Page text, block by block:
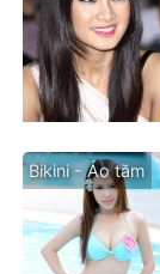
Bikini - Áo tăm